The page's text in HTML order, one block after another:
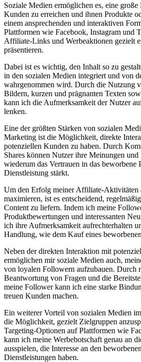
Soziale Medien ermöglichen es, eine
Kunden zu erreichen und ihnen Produkte
einem ansprechenden und interaktiven
Plattformen wie Facebook, Instagram und
Affiliate-Links und Werbeaktionen gezielt
präsentieren.
Dabei ist es wichtig, den Inhalt so zu
in den sozialen Medien integriert und von
wahrgenommen wird. Durch die Nutzung
Bildern, kurzen und prägnanten Texten
kann ich die Aufmerksamkeit der Nutzer
lenken.
Eine der größten Stärken von sozialen
Marketing ist die Möglichkeit, direkte
potenziellen Kunden zu haben. Durch
Shares können Nutzer ihre Meinungen
wiederum das Vertrauen in das beworbene
Dienstleistung stärkt.
Um den Erfolg meiner Affiliate-Aktivitäten
maximieren, ist es entscheidend,
Content zu liefern. Indem ich meine
Produktbewertungen und interessanten
ich ihre Aufmerksamkeit aufrechterhalten
Handlung, wie dem Kauf eines
Neben der direkten Interaktion mit
ermöglichen mir soziale Medien auch,
von loyalen Followern aufzubauen. Durch
Beantwortung von Fragen und die
meine Follower kann ich eine starke
treuen Kunden machen.
Ein weiterer Vorteil von sozialen Medien
die Möglichkeit, gezielt Zielgruppen
Targeting-Optionen auf Plattformen wie
kann ich meine Werbebotschaft genau an
ausspielen, die Interesse an den
Dienstleistungen haben.